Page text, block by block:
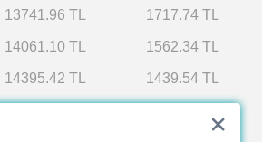
13741.96 TL 1717.74 TL
14061.10 TL 1562.34 TL
14395.42 TL 1439.54 TL